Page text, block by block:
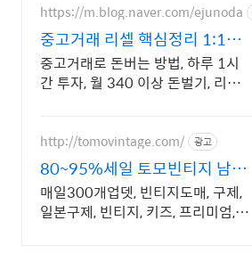
https://m.blog.naver.com/ejunoda
중고거래 리셀 핵심정리 1:1교
육 하루 3시간 완성
중고거래로 돈버는 방법, 하루 1시
간 투자, 월 340 이상 돈벌기, 리셀
http://tomovintage.com/ 광고
80~95%세일 토모빈티지 남여
드렌디구제
매일300개업뎃, 빈티지도매, 구제,
일본구제, 빈티지, 키즈, 프리미엄,